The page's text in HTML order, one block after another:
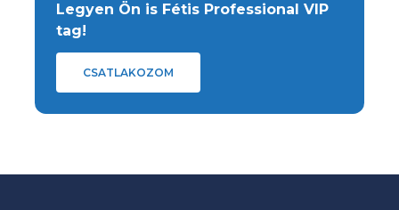
Legyen Ön is Fétis Professional VIP
tag!
CSATLAKOZOM